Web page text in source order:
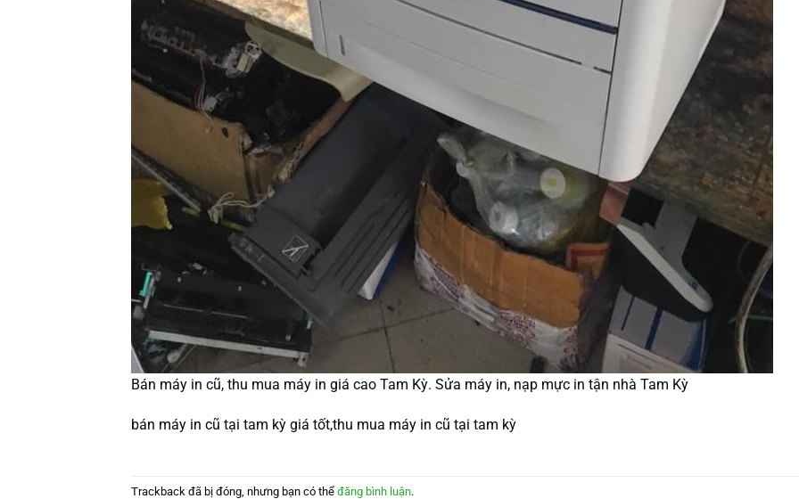
Bán máy in cũ, thu mua máy in giá cao Tam Kỳ. Sửa máy in, nạp mực in tận nhà Tam Kỳ
bán máy in cũ tại tam kỳ giá tốt,thu mua máy in cũ tại tam kỳ
Trackback đã bị đóng, nhưng bạn có thể đăng bình luận.